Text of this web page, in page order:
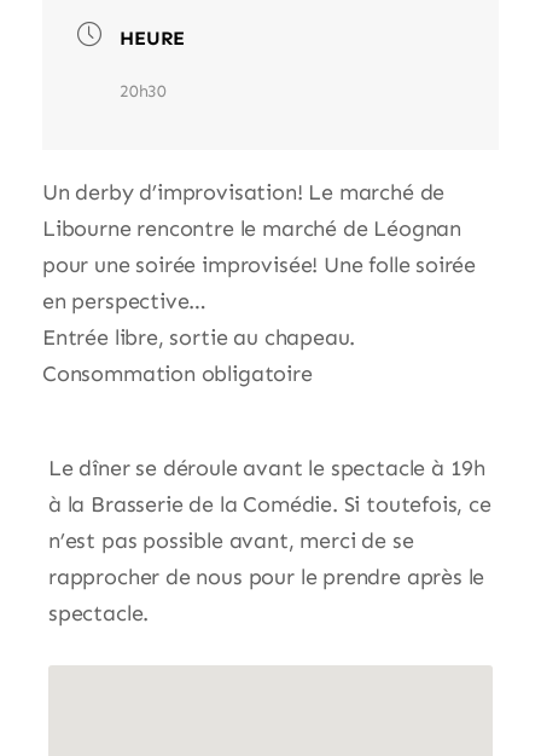
HEURE
20h30
Un derby d’improvisation! Le marché de
Libourne rencontre le marché de Léognan
pour une soirée improvisée! Une folle soirée
en perspective…
Entrée libre, sortie au chapeau.
Consommation obligatoire
Le dîner se déroule avant le spectacle à 19h
à la Brasserie de la Comédie. Si toutefois, ce
n’est pas possible avant, merci de se
rapprocher de nous pour le prendre après le
spectacle.